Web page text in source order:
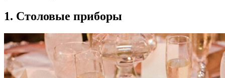
1. Столовые приборы